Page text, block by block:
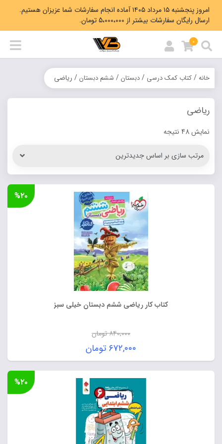
امروز پنجشنبه ۱۵ مرداد ۱۴۰۵ آماده انجام سفارشات شما عزیزان هستیم.
ارسال رایگان سفارشات بیشتر از 5،000،000 تومان.
0
خانه/کتاب کمک درسی /دبستان/ ششم دبستان/ ریاضی
ریاضی
نمایش 48 نتیجه
Sorted
latest
کتاب کار ریاضی ششم دبستان خیلی سبز
۸۴۰,۰۰۰تومان
قیمت
اصلی:
۸۴۰,۰۰۰ تومان
بود.
۶۷۲,۰۰۰ تومان
قیمت
فعلی:
۶۷۲,۰۰۰ تومان.
%۲۰
%۲۰